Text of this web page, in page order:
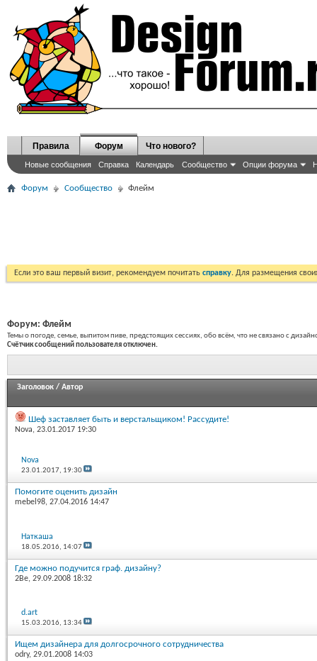
Правила Форум
Новые сообщения Справка Календарь Сообщество Опции форума
Что нового?
Форум Сообщество Флейм
Если это ваш первый визит, рекомендуем почитать справку. Для размещения
Форум: Флейм
Темы о погоде, семье, выпитом пиве, предстоящих сессиях, обо всём, что не связано с
Счётчик сообщений пользователя отключен.
Заголовок / Автор
Шеф заставляет быть и верстальщиком! Рассудите!
Nova, 23.01.2017 19:30
Nova
23.01.2017, 19:30
Помогите оценить дизайн
mebel98, 27.04.2016 14:47
Наткаша
18.05.2016, 14:07
Где можно подучится граф. дизайну?
2Be, 29.09.2008 18:32
d.art
15.03.2016, 13:34
Ищем дизайнера для долгосрочного сотрудничества
odry, 29.01.2008 14:03